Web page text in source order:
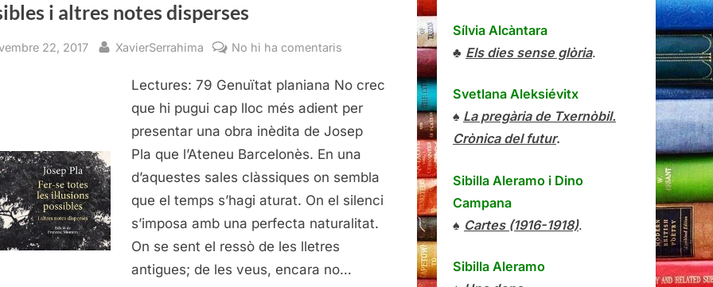
i altres notes disperses
22, 2017 By
XavierSerrahima No hi ha comentaris
de
Fer-
se
il·lusions
possibles
i
Lectures: 79 Genuïtat planiana No crec
que hi pugui cap lloc més adient per
presentar una obra inèdita de Josep
Pla que l’Ateneu Barcelonès. En una
d’aquestes sales clàssiques on sembla
que el temps s’hagi aturat. On el silenci
s’imposa amb una perfecta naturalitat.
On se sent el ressò de les lletres
antigues; de les veus, encara no…
Sílvia Alcàntara
♣ Els dies sense glòria.
Svetlana Aleksiévitx
♠ La pregària de Txernòbil.
Crònica del futur.
Sibilla Aleramo i Dino
Campana
♠ Cartes (1916-1918).
Sibilla Aleramo